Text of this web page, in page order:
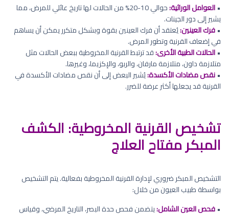
•العوامل الوراثية:
حوالي 10-20% من الحالات لها تاريخ عائلي للمرض، مما
يشير إلى دور الجينات.
•فرك العينين:يُعتقد أن فرك العينين بقوة وبشكل متكرر يمكن أن يساهم
في إضعاف القرنية وتطور المرض.
•الحالات الطبية الأخرى:قد ترتبط القرنية المخروطية ببعض الحالات مثل
متلازمة داون، متلازمة مارفان، والربو، والإكزيما، وغيرها.
•نقص مضادات الأكسدة:يُشير البعض إلى أن نقص مضادات الأكسدة في
القرنية قد يجعلها أكثر عرضة للضرر.
تشخيص القرنية المخروطية: الكشف
المبكر مفتاح العلاج
التشخيص المبكر ضروري لإدارة القرنية المخروطية بفعالية. يتم التشخيص
بواسطة طبيب العيون من خلال:
•فحص العين الشامل:يتضمن فحص حدة البصر، التاريخ المرضي، وقياس